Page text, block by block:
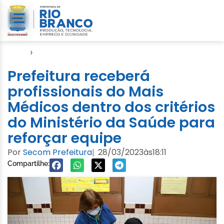
›
Prefeitura receberá
profissionais do Mais
Médicos dentro dos critérios
do Ministério da Saúde para
reforçar equipe
PorSecom Prefeitura| 28/03/2023às18:11
Compartilhe: